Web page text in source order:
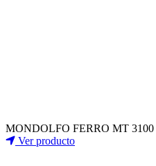
MONDOLFO FERRO MT 3100
Ver producto